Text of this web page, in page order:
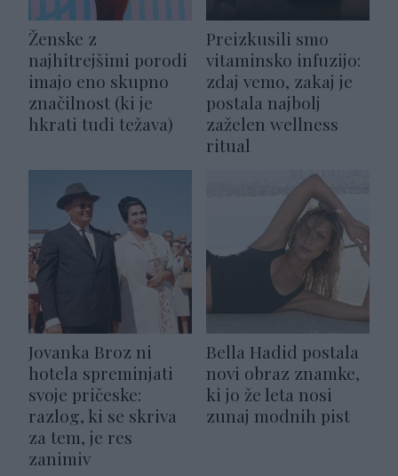
Ženske z
najhitrejšimi porodi
imajo eno skupno
značilnost (ki je
hkrati tudi težava)
Preizkusili smo
vitaminsko infuzijo:
zdaj vemo, zakaj je
postala najbolj
zaželen wellness
ritual
Jovanka Broz ni
hotela spreminjati
svoje pričeske:
razlog, ki se skriva
za tem, je res
zanimiv
Bella Hadid postala
novi obraz znamke,
ki jo že leta nosi
zunaj modnih pist